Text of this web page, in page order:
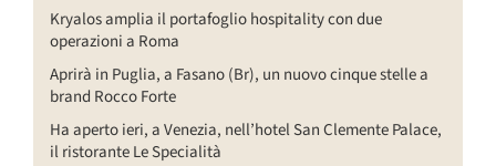
Kryalos amplia il portafoglio hospitality con due
operazioni a Roma
Aprirà in Puglia, a Fasano (Br), un nuovo cinque stelle a
brand Rocco Forte
Ha aperto ieri, a Venezia, nell’hotel San Clemente Palace,
il ristorante Le Specialità